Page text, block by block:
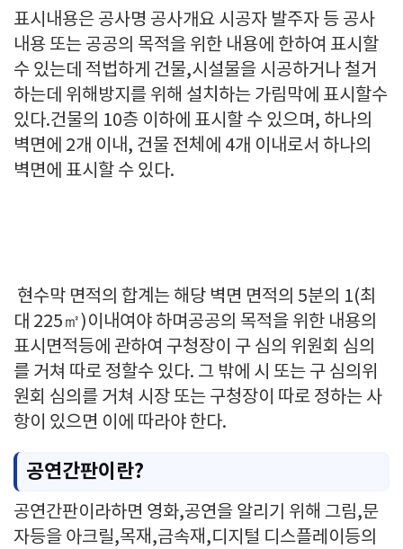
표시내용은 공사명 공사개요 시공자 발주자 등 공사
내용 또는 공공의 목적을 위한 내용에 한하여 표시할
수 있는데 적법하게 건물,시설물을 시공하거나 철거
하는데 위해방지를 위해 설치하는 가림막에 표시할수
있다.건물의 10층 이하에 표시할 수 있으며, 하나의
벽면에 2개 이내, 건물 전체에 4개 이내로서 하나의
벽면에 표시할 수 있다.
현수막 면적의 합계는 해당 벽면 면적의 5분의 1(최
대 225㎡)이내여야 하며공공의 목적을 위한 내용의
표시면적등에 관하여 구청장이 구 심의 위원회 심의
를 거쳐 따로 정할수 있다. 그 밖에 시 또는 구 심의위
원회 심의를 거쳐 시장 또는 구청장이 따로 정하는 사
항이 있으면 이에 따라야 한다.
공연간판이란?
공연간판이라하면 영화,공연을 알리기 위해 그림,문
자등을 아크릴,목재,금속재,디지털 디스플레이등의